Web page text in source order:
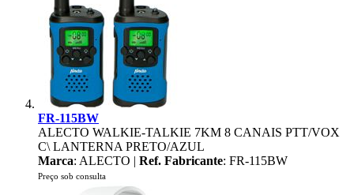
FR-115BW
ALECTO WALKIE-TALKIE 7KM 8 CANAIS PTT/VOX
C\ LANTERNA PRETO/AZUL
Marca: ALECTO | Ref. Fabricante: FR-115BW
Preço sob consulta